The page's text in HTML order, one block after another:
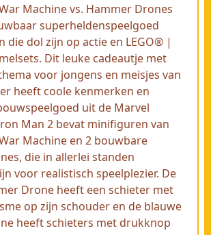
Machine vs. Hammer Drones
superheldenspeelgoed
die dol zijn op actie en LEGO® |
Dit leuke cadeautje met
voor jongens en meisjes van
heeft coole kenmerken en
uit de Marvel
Man 2 bevat minifiguren van
Machine en 2 bouwbare
die in allerlei standen
voor realistisch speelplezier. De
Drone heeft een schieter met
op zijn schouder en de blauwe
heeft schieters met drukknop